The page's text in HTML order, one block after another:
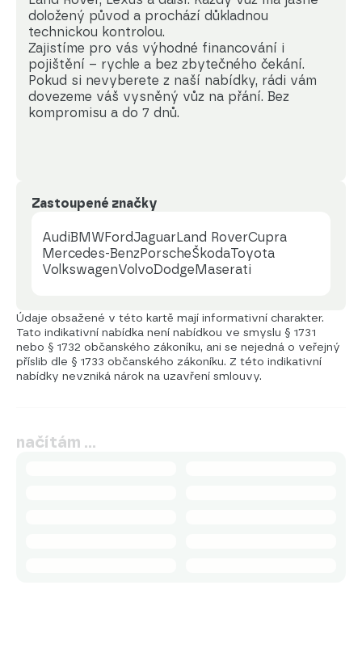
doložený původ a prochází důkladnou
technickou kontrolou.
Zajistíme pro vás výhodné financování i
pojištění – rychle a bez zbytečného čekání.
Pokud si nevyberete z naší nabídky, rádi vám
dovezeme váš vysněný vůz na přání. Bez
kompromisu a do 7 dnů.
Zastoupené značky
AudiBMWFordJaguarLand RoverCupra
Mercedes-BenzPorscheŠkodaToyota
VolkswagenVolvoDodgeMaserati
Údaje obsažené v této kartě mají informativní charakter.
Tato indikativní nabídka není nabídkou ve smyslu § 1731
nebo § 1732 občanského zákoníku, ani se nejedná o veřejný
příslib dle § 1733 občanského zákoníku. Z této indikativní
nabídky nevzniká nárok na uzavření smlouvy.
načítám …